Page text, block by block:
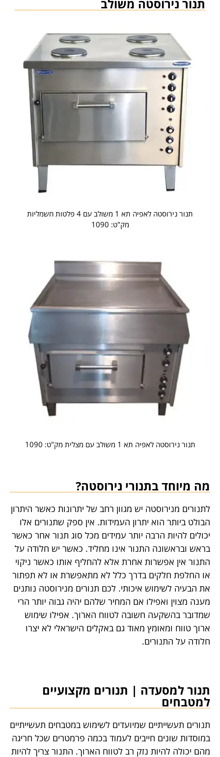
תנור נירוסטה משולב
תנור נירוסטה לאפיה תא 1 משולב עם 4 פלטות חשמליות
מק"ט: 1090
תנור נירוסטה לאפיה תא 1 משולב עם מצלית מק"ט: 1090
מה מיוחד בתנורי נירוסטה?
לתנורים מנירוסטה יש מגוון רחב של יתרונות כאשר היתרון
הבולט ביותר הוא יתרון העמידות. אין ספק שתנורים אלו
יכולים להיות הרבה יותר עמידים מכל סוג תנור אחר כאשר
בראש ובראשונה התנור אינו מחליד. כאשר יש חלודה על
התנור אין אפשרות אחרת אלא להחליף אותו כאשר ניקוי
או החלפת חלקים בדרך כלל לא מתאפשרת או לא תפתור
את הבעיה לשימוש איכותי. לכם תנורים מנירוסטה נותנים
מענה מצוין ואפילו אם המחיר שלהם יהיה גבוה יותר הרי
שמדובר בהשקעה חשובה לטווח הארוך. אפילו שימוש
ארוך טווח ומאומץ מאוד גם באקלים הישראלי לא יצרו
חלודה על התנורים.
תנור למסעדה | תנורים מקצועיים
למטבחים
תנורים תעשייתיים שמיועדים לשימוש במטבחים תעשייתיים
במוסדות שונים חייבים לעמוד בכמה פרמטרים שכל חריגה
מהם יכולה להיות נזק רב לטווח הארוך. התנור צריך להיות